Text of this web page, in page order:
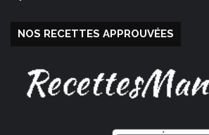
NOS RECETTES APPROUVÉES